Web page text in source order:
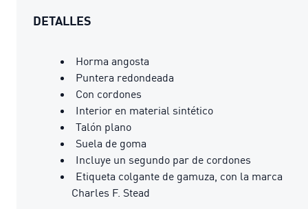
DETALLES
Horma angosta
Puntera redondeada
Con cordones
Interior en material sintético
Talón plano
Suela de goma
Incluye un segundo par de cordones
Etiqueta colgante de gamuza, con la marca
Charles F. Stead